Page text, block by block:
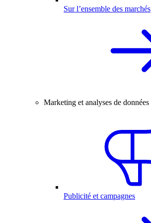
Sur l’ensemble des marchés
Marketing et analyses de données
Publicité et campagnes